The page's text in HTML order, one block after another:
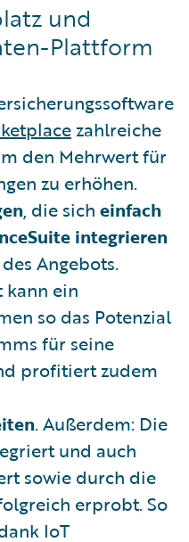
und
Plattform
zahlreiche
den Mehrwert für
zu erhöhen.
, die sich einfach
integrieren
Angebots.
kann ein
so das Potenzial
für seine
profitiert zudem
. Außerdem: Die
und auch
sowie durch die
erprobt. So
IoT